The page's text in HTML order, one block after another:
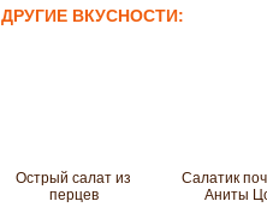
ДРУГИЕ ВКУСНОСТИ:
Острый салат из
перцев
Салатик
Аниты